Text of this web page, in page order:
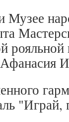
Музее
"Играй,